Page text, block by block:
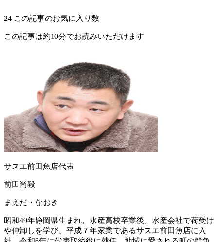
24 この記事のお気に入り数
この記事は約10分でお読みいただけます
サスエ前田魚店代表
前田尚毅
まえだ・なおき
昭和49年静岡県生まれ。水産高校卒業後、水産会社で荷受け
や仲卸しを学び、平成７年家業であるサスエ前田魚店に入